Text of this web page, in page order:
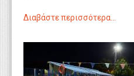
Διαβάστε περισσότερα...